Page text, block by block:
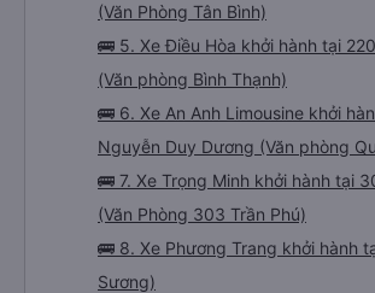
(Văn Phòng Tân Bình)
🚌 5. Xe Điều Hòa khởi hành tại
(Văn phòng Bình Thạnh)
🚌 6. Xe An Anh Limousine khởi
Nguyễn Duy Dương (Văn phòng
🚌 7. Xe Trọng Minh khởi hành tại
(Văn Phòng 303 Trần Phú)
🚌 8. Xe Phương Trang khởi hành
Sương)